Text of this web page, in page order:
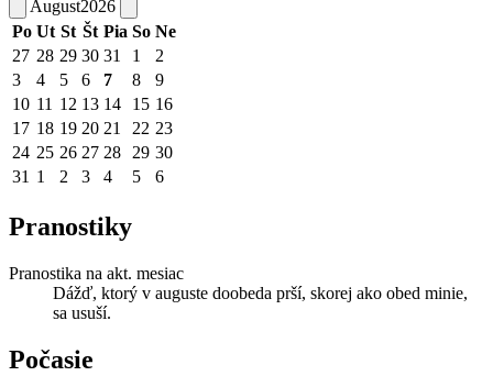
August2026
Po Ut St Št Pia So Ne
27 28 29 30 31 1
2
3
4 5 6 7 8
9
10 11 12 13 14 15 16
17 18 19 20 21 22 23
24 25 26 27 28 29 30
31 1 2 3 4 5 6
Pranostiky
Pranostika na akt. mesiac
Dážď, ktorý v auguste doobeda prší, skorej ako obed minie,
sa usuší.
Počasie